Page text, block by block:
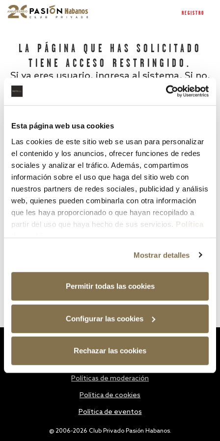
Esta página web usa cookies
Las cookies de este sitio web se usan para personalizar
el contenido y los anuncios, ofrecer funciones de redes
sociales y analizar el tráfico. Además, compartimos
información sobre el uso que haga del sitio web con
nuestros partners de redes sociales, publicidad y análisis
web, quienes pueden combinarla con otra información
que les haya proporcionado o que hayan recopilado a
partir del uso que haya hecho de sus servicios. Política
Mostrar detalles
Permitir todas las cookies
Configurar las cookies
Rechazar las cookies
REGISTRO
LA PÁGINA QUE HAS SOLICITADO
TIENE ACCESO RESTRINGIDO.
Si ya eres usuario, ingresa al sistema. Si no,
¿Has olvidado tu contraseña?
@ 2006-2026 Club Privado Pasión Habanos.
Políticas de moderación
Política de cookies
Política de eventos